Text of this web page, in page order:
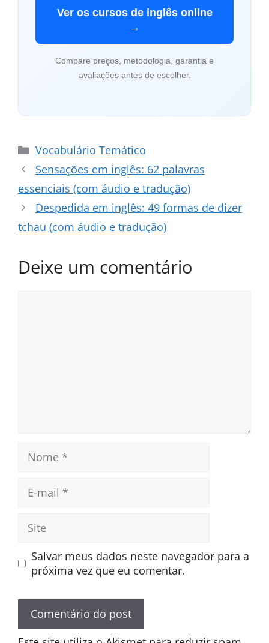
Ver os cursos de inglês online
→
Compare preços, metodologia, garantia e
avaliações antes de escolher.
Categorias
Vocabulário Temático
Sensações em inglês: 62 palavras
essenciais (com áudio e tradução)
Despedida em inglês: 49 formas de dizer
tchau (com áudio e tradução)
Deixe um comentário
mail
Site
Salvar meus dados neste navegador para a
próxima vez que eu comentar.